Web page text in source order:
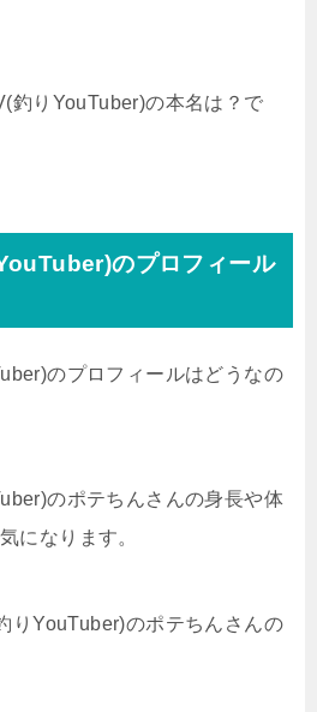
釣りYouTuber)の本名は？で
のプロフィール
のプロフィールはどうなの
のポテちんさんの身長や体
になります。
りYouTuber)のポテちんさんの